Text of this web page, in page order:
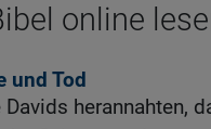
online
und Tod
herannahten,